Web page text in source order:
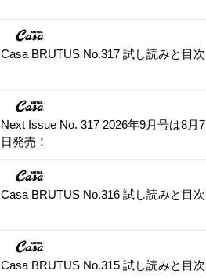
Casa BRUTUS No.317 試し読みと目次
Next Issue No. 317 2026年9月号は8月7
日発売！
Casa BRUTUS No.316 試し読みと目次
Casa BRUTUS No.315 試し読みと目次